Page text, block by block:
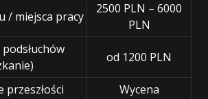
/ miejsca pracy
2500 PLN – 6000
PLN
od 1200 PLN
przeszłości
Wycena